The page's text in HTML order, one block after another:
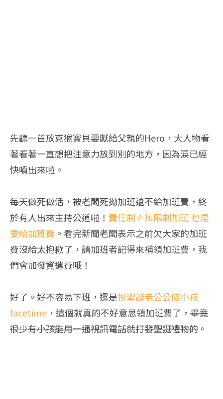
先聽一首放克猴寶貝要獻給父親的Hero，大人物看
著看著一直想把注意力放到別的地方，因為淚已經
快噴出來啦。
每天做死做活，被老闆死拗加班還不給加班費，終
於有人出來主持公道啦！ 責任制≠無限制加班 也是
要給加班費 。看完新聞老闆表示之前欠大家的加班
費沒給太抱歉了，請加班者記得來補領加班費，我
們會加發資遣費哦！
好了。好不容易下班，還是扮聖誕老公公陪小孩
facetime ，這個就真的不好意思領加班費了， 畢竟
很少有小孩能用一通視訊電話就打發聖誕禮物的 。